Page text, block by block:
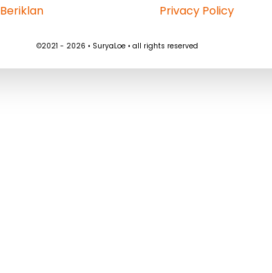
Beriklan
Privacy Policy
©2021 - 2026 • SuryaLoe • all rights reserved